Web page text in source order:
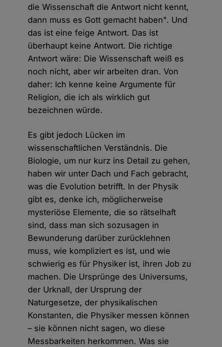
die Wissenschaft die Antwort nicht kennt,
dann muss es Gott gemacht haben". Und
das ist eine feige Antwort. Das ist
überhaupt keine Antwort. Die richtige
Antwort wäre: Die Wissenschaft weiß es
noch nicht, aber wir arbeiten dran. Von
daher: Ich kenne keine Argumente für
Religion, die ich als wirklich gut
bezeichnen würde.
Es gibt jedoch Lücken im
wissenschaftlichen Verständnis. Die
Biologie, um nur kurz ins Detail zu gehen,
haben wir unter Dach und Fach gebracht,
was die Evolution betrifft. In der Physik
gibt es, denke ich, möglicherweise
mysteriöse Elemente, die so rätselhaft
sind, dass man sich sozusagen in
Bewunderung darüber zurücklehnen
muss, wie kompliziert es ist, und wie
schwierig es für Physiker ist, ihren Job zu
machen. Die Ursprünge des Universums,
der Urknall, der Ursprung der
Naturgesetze, der physikalischen
Konstanten, die Physiker messen können
– sie können nicht sagen, wo diese
Messbarkeiten herkommen. Was sie